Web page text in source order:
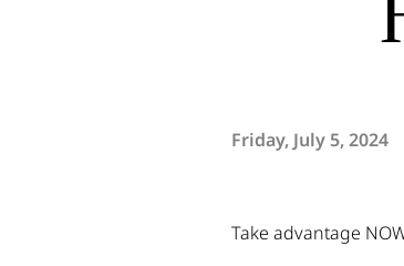
Friday, July 5, 2024
Take advantage